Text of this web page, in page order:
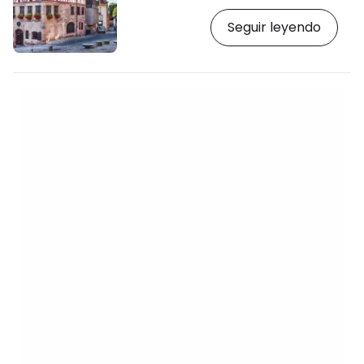
Se encuentra en una típica casa con
entramado de madera del casco
antiguo y recorre la vida de este famoso
Seguir leyendo